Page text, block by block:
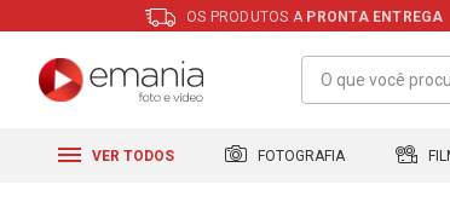
OS PRODUTOS A PRONTA ENTREGA
VER TODOS FOTOGRAFIA